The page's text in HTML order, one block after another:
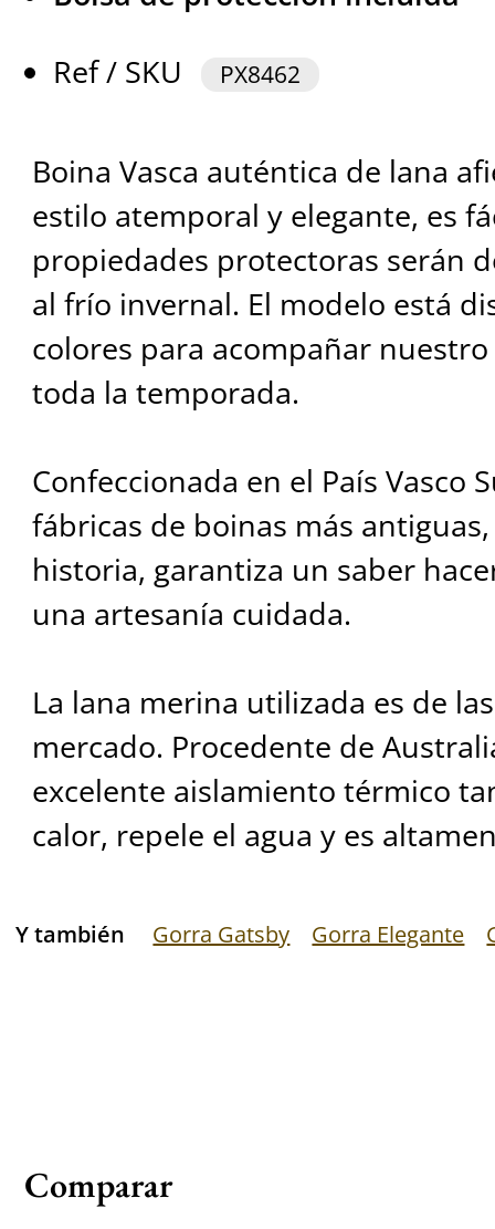
Ref / SKU
PX8462
Boina Vasca auténtica de lana
estilo atemporal y elegante, es
propiedades protectoras serán
al frío invernal. El modelo está
colores para acompañar
toda la temporada.
Confeccionada en el País Vasco
fábricas de boinas más
historia, garantiza un saber
una artesanía cuidada.
La lana merina utilizada es de
mercado. Procedente de
excelente aislamiento térmico
calor, repele el agua y es
Y también Gorra Gatsby Gorra Elegante
Comparar